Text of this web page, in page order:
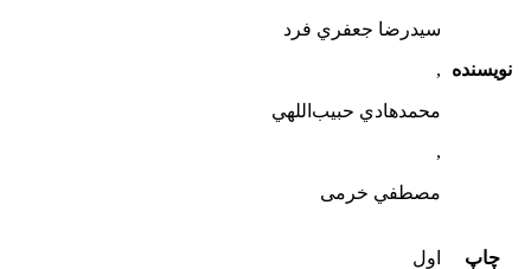
نویسنده
سيدرضا جعفري ‌فرد
,
محمدهادي حبيب‌اللهي
,
مصطفي خرمی
چاپ اول